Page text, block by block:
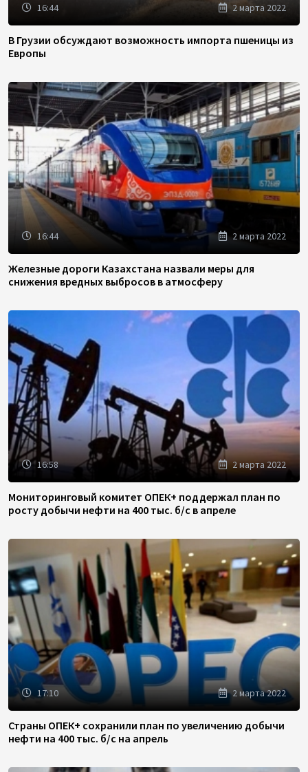
16:44 2 марта 2022
В Грузии обсуждают возможность импорта пшеницы из
Европы
16:44 2 марта 2022
Железные дороги Казахстана назвали меры для
снижения вредных выбросов в атмосферу
16:58 2 марта 2022
Мониторинговый комитет ОПЕК+ поддержал план по
росту добычи нефти на 400 тыс. б/с в апреле
17:10 2 марта 2022
Страны ОПЕК+ сохранили план по увеличению добычи
нефти на 400 тыс. б/с на апрель